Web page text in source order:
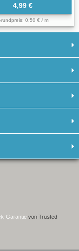
4,99 €
Grundpreis: 0,50 € / m
Garantievon Trusted